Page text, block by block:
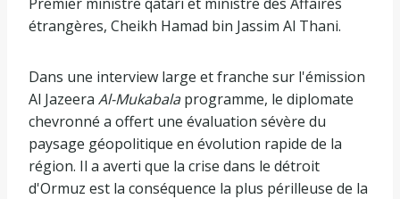
étrangères, Cheikh Hamad bin Jassim Al Thani.
Dans une interview large et franche sur l'émission
Al Jazeera Al-Mukabalaprogramme, le diplomate
chevronné a offert une évaluation sévère du
paysage géopolitique en évolution rapide de la
région. Il a averti que la crise dans le détroit
d'Ormuz est la conséquence la plus périlleuse de la